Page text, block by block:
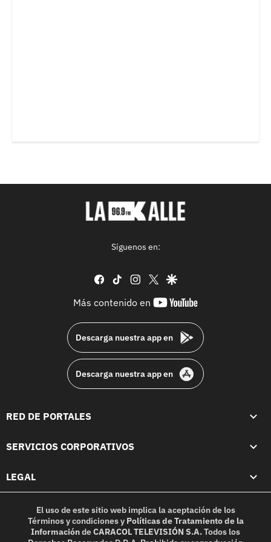
Síguenos en:
facebook
tiktok instagram
twittergoogle
Más contenido en
youtube-
Descarga nuestra app en
Descarga nuestra app en
RED DE PORTALES
SERVICIOS CORPORATIVOS
LEGAL
El uso de este sitio web implica la aceptación de los
Términos y condicionesy Políticas de Tratamiento de la
InformacióndeCARACOL TELEVISIÓN S.A.Todos los